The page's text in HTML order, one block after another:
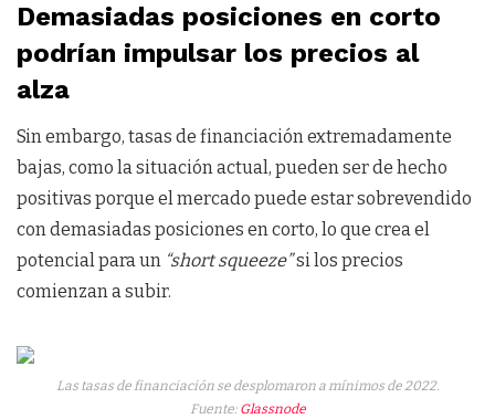
Demasiadas posiciones en corto
podrían impulsar los precios al
alza
Sin embargo, tasas de financiación extremadamente
bajas, como la situación actual, pueden ser de hecho
positivas porque el mercado puede estar sobrevendido
con demasiadas posiciones en corto, lo que crea el
potencial para un “short squeeze”si los precios
comienzan a subir.
Las tasas de financiación se desplomaron a mínimos de 2022.
Fuente: Glassnode